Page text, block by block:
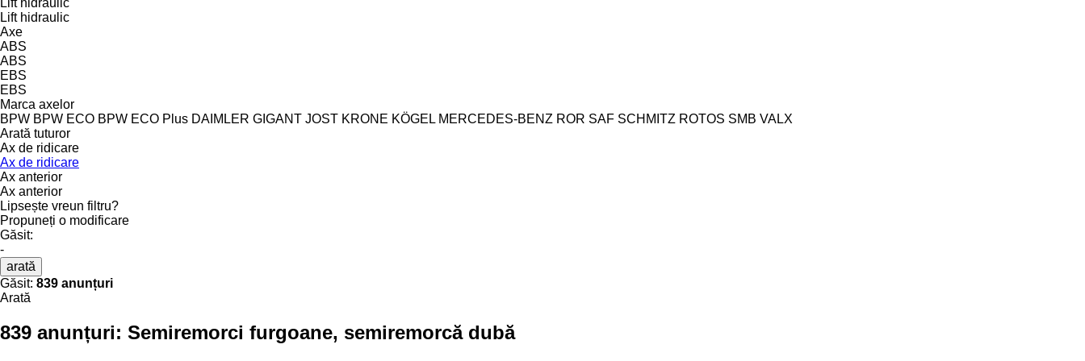
Lift hidraulic
Axe
ABS
ABS
EBS
EBS
Marca axelor
BPW BPW ECO BPW ECO Plus DAIMLER GIGANT JOST KRONE KÖGEL MERCEDES-BENZ ROR SAF SCHMITZ ROTOS SMB VALX
Arată tuturor
Ax de ridicare
Ax de ridicare
Ax anterior
Ax anterior
Lipsește vreun filtru?
Propuneți o modificare
Găsit:
-
arată
Găsit: 839 anunțuri
Arată
839 anunțuri: Semiremorci furgoane, semiremorcă dubă